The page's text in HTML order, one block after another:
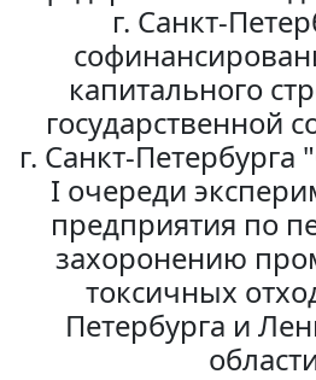
г. Санкт-
капитального
государственной
г. Санкт-Петербурга
I очереди
предприятия по
захоронению
токсичных
Петербурга и